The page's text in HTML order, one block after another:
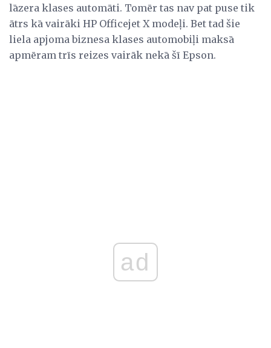
lāzera klases automāti. Tomēr tas nav pat puse tik
ātrs kā vairāki HP Officejet X modeļi. Bet tad šie
liela apjoma biznesa klases automobiļi maksā
apmēram trīs reizes vairāk nekā šī Epson.
ad